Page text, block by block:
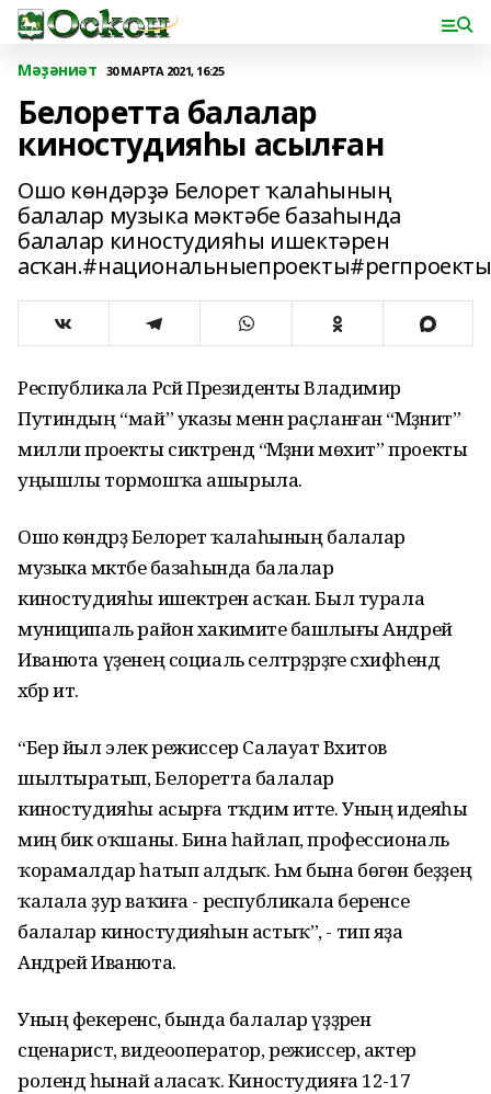
Мәҙәниәт 30 МАРТА 2021, 16:25
Белоретта балалар
киностудияһы асылған
Ошо көндәрҙә Белорет ҡалаһының
балалар музыка мәктәбе базаһында
балалар киностудияһы ишектәрен
Республикала Рәсәй Президенты Владимир
Путиндың “май” указы менән раҫланған “Мәҙәниәт”
милли проекты сиктәрендә “Мәҙәни мөхит” проекты
уңышлы тормошҡа ашырыла.
Ошо көндәрҙә Белорет ҡалаһының балалар
музыка мәктәбе базаһында балалар
киностудияһы ишектәрен асҡан. Был турала
муниципаль район хакимиәте башлығы Андрей
Иванюта үҙенең социаль селтәрҙәрҙәге сәхифәһендә
хәбәр итә.
“Бер йыл элек режиссер Салауат Вәхитов
шылтыратып, Белоретта балалар
киностудияһы асырға тәҡдим итте. Уның идеяһы
миңә бик оҡшаны. Бина һайлап, профессиональ
ҡорамалдар һатып алдыҡ. Һәм бына бөгөн беҙҙең
ҡалала ҙур ваҡиға - республикала беренсе
балалар киностудияһын астыҡ”, - тип яҙа
Андрей Иванюта.
Уның фекеренсә, бында балалар үҙҙәрен
сценарист, видеооператор, режиссер, актер
ролендә һынай аласаҡ. Киностудияға 12-17